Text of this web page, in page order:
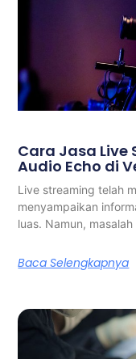
Cara Jasa
Audio Echo di
Live streaming telah
menyampaikan
luas. Namun, masalah
Baca Selengkapnya